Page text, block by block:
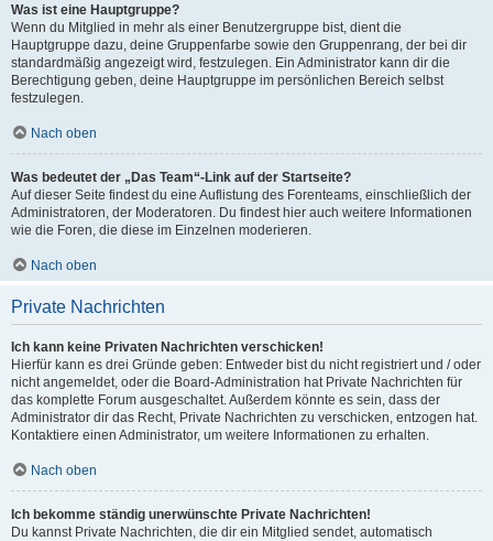
Was ist eine Hauptgruppe?
Wenn du Mitglied in mehr als einer Benutzergruppe bist, dient die
Hauptgruppe dazu, deine Gruppenfarbe sowie den Gruppenrang, der bei dir
standardmäßig angezeigt wird, festzulegen. Ein Administrator kann dir die
Berechtigung geben, deine Hauptgruppe im persönlichen Bereich selbst
festzulegen.
Nach oben
Was bedeutet der „Das Team“-Link auf der Startseite?
Auf dieser Seite findest du eine Auflistung des Forenteams, einschließlich der
Administratoren, der Moderatoren. Du findest hier auch weitere Informationen
wie die Foren, die diese im Einzelnen moderieren.
Nach oben
Private Nachrichten
Ich kann keine Privaten Nachrichten verschicken!
Hierfür kann es drei Gründe geben: Entweder bist du nicht registriert und / oder
nicht angemeldet, oder die Board-Administration hat Private Nachrichten für
das komplette Forum ausgeschaltet. Außerdem könnte es sein, dass der
Administrator dir das Recht, Private Nachrichten zu verschicken, entzogen hat.
Kontaktiere einen Administrator, um weitere Informationen zu erhalten.
Nach oben
Ich bekomme ständig unerwünschte Private Nachrichten!
Du kannst Private Nachrichten, die dir ein Mitglied sendet, automatisch